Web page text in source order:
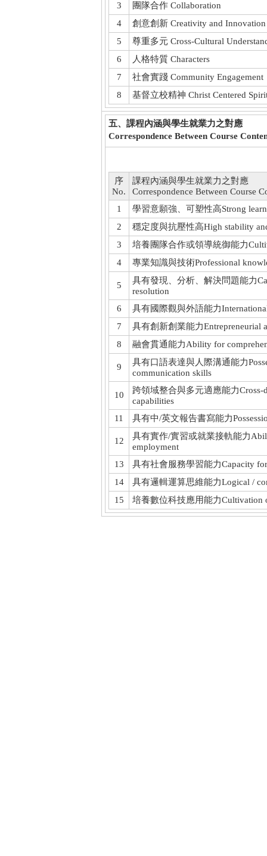
3
團隊合作 Collaboration
4
創意創新 Creativity and Innovation
5
尊重多元 Cross-Cultural
6
人格特質 Characters
7
社會實踐 Community Engagement
8
基督立校精神 Christ Centered
五、課程內涵與學生就業力之對應
Correspondence Between Course
序
No.
課程內涵與學生就業力之對應
Correspondence Between Course
1
學習意願強、可塑性高Strong
2
穩定度與抗壓性高High stability
3
培養團隊合作或領導統御能力
4
專業知識與技術Professional
5
具有發現、分析、解決問題能力
resolution
6
具有國際觀與外語能力
7
具有創新創業能力Entrepreneurial
8
融會貫通能力Ability for
9
具有口語表達與人際溝通能力
communication skills
10
跨領域整合與多元適應能力Cross-
capabilities
11
具有中/英文報告書寫能力
12
具有實作/實習或就業接軌能力
employment
13
具有社會服務學習能力Capacity
14
具有邏輯運算思維能力Logical /
15
培養數位科技應用能力Cultivation